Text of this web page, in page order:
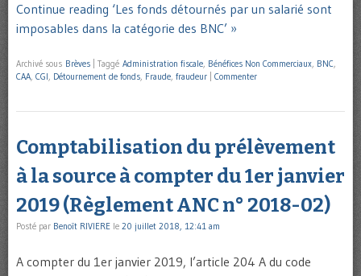
Continue reading ‘Les fonds détournés par un salarié sont
imposables dans la catégorie des BNC’ »
Archivé sous Brèves Taggé Administration fiscale, Bénéfices Non Commerciaux, BNC,
CAA, CGI, Détournement de fonds, Fraude, fraudeur Commenter
Comptabilisation du prélèvement
à la source à compter du 1er janvier
2019 (Règlement ANC n° 2018-02)
Posté par Benoît RIVIERE le 20 juillet 2018, 12:41 am
A compter du 1er janvier 2019, l’article 204 A du code